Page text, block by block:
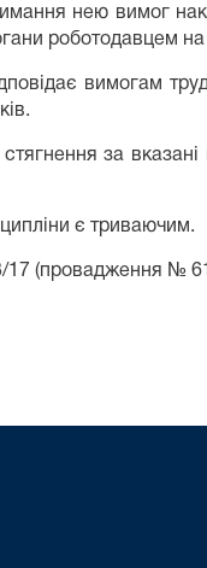
нею вимог
роботодавцем на
вимогам
за
є триваючим.
17 (провадження №